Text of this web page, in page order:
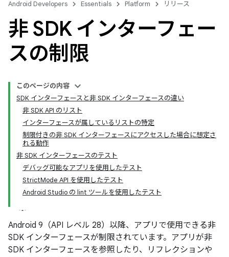
Android Developers Essentials Platform リリース
非 SDK インターフェー
スの制限
このページの内容
SDK インターフェースと非 SDK インターフェースの違い
非 SDK API のリスト
インターフェースが属しているリストの特定
制限付きの非 SDK インターフェースにアクセスした場合に想定さ
れる動作
非 SDK インターフェースのテスト
デバッグ可能なアプリを使用したテスト
StrictMode API を使用したテスト
Android Studio の lint ツールを使用したテスト
Android 9（API レベル 28）以降、アプリで使用できる非
SDK インターフェースが制限されています。アプリが非
SDK インターフェースを参照したり、リフレクションや